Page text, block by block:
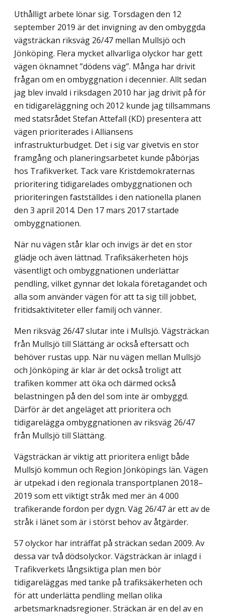
Uthålligt arbete lönar sig. Torsdagen den 12
september 2019 är det invigning av den ombyggda
vägsträckan riksväg 26/47 mellan Mullsjö och
Jönköping. Flera mycket allvarliga olyckor har gett
vägen öknamnet ”dödens väg”. Många har drivit
frågan om en ombyggnation i decennier. Allt sedan
jag blev invald i riksdagen 2010 har jag drivit på för
en tidigareläggning och 2012 kunde jag tillsammans
med statsrådet Stefan Attefall (KD) presentera att
vägen prioriterades i Alliansens
infrastrukturbudget. Det i sig var givetvis en stor
framgång och planeringsarbetet kunde påbörjas
hos Trafikverket. Tack vare Kristdemokraternas
prioritering tidigarelades ombyggnationen och
prioriteringen fastställdes i den nationella planen
den 3 april 2014. Den 17 mars 2017 startade
ombyggnationen.
När nu vägen står klar och invigs är det en stor
glädje och även lättnad. Trafiksäker­heten höjs
väsentligt och ombyggnationen underlättar
pendling, vilket gynnar det lokala företagandet och
alla som använder vägen för att ta sig till jobbet,
fritidsaktiviteter eller familj och vänner.
Men riksväg 26/47 slutar inte i Mullsjö. Vägsträckan
från Mullsjö till Slättäng är också eftersatt och
behöver rustas upp. När nu vägen mellan Mullsjö
och Jönköping är klar är det också troligt att
trafiken kommer att öka och därmed också
belastningen på den del som inte är ombyggd.
Därför är det angeläget att prioritera och
tidigarelägga ombyggnationen av riksväg 26/47
från Mullsjö till Slättäng.
Vägsträckan är viktig att prioritera enligt både
Mullsjö kommun och Region Jönköpings län. Vägen
är utpekad i den regionala transportplanen 2018–
2019 som ett viktigt stråk med mer än 4 000
trafikerande fordon per dygn. Väg 26/47 är ett av de
stråk i länet som är i störst behov av åtgärder.
57 olyckor har inträffat på sträckan sedan 2009. Av
dessa var två dödsolyckor. Vägsträckan är inlagd i
Trafikverkets långsiktiga plan men bör
tidigareläggas med tanke på trafiksäkerheten och
för att underlätta pendling mellan olika
arbetsmarknadsregioner. Sträckan är en del av en